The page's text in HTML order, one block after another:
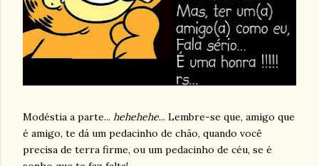
Modéstia a parte... hehehehe... Lembre-se que, amigo que
é amigo, te dá um pedacinho de chão, quando você
precisa de terra firme, ou um pedacinho de céu, se é